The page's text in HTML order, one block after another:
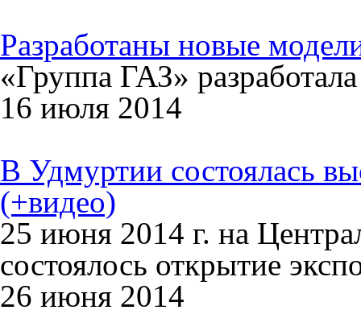
Разработаны новые
«Группа ГАЗ»
16 июля 2014
В Удмуртии состоялась
(+видео)
25 июня 2014 г. на
состоялось открытие
26 июня 2014